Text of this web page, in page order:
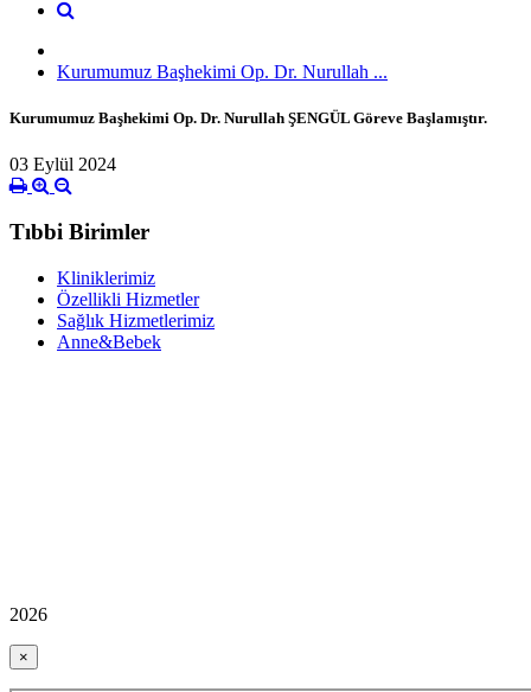
Kurumumuz Başhekimi Op. Dr. Nurullah ...
Kurumumuz Başhekimi Op. Dr. Nurullah ŞENGÜL Göreve Başlamıştır.
03 Eylül 2024
Tıbbi Birimler
Kliniklerimiz
Özellikli Hizmetler
Sağlık Hizmetlerimiz
Anne&Bebek
2026
×